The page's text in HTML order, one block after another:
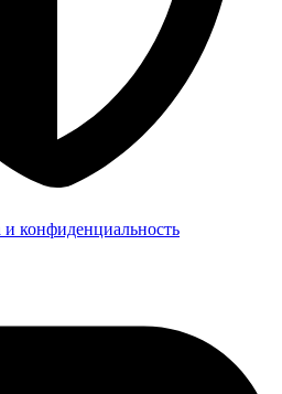
и конфиденциальность